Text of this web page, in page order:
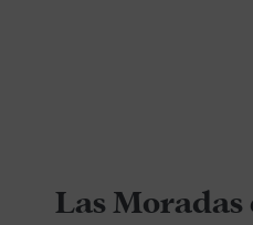
Las Moradas